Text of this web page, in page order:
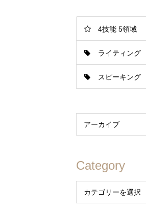
4技能 5領域
ライティング
スピーキング
Category